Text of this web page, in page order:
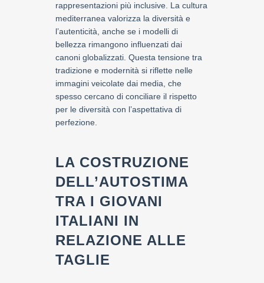
rappresentazioni più inclusive. La cultura
mediterranea valorizza la diversità e
l’autenticità, anche se i modelli di
bellezza rimangono influenzati dai
canoni globalizzati. Questa tensione tra
tradizione e modernità si riflette nelle
immagini veicolate dai media, che
spesso cercano di conciliare il rispetto
per le diversità con l’aspettativa di
perfezione.
LA COSTRUZIONE
DELL’AUTOSTIMA
TRA I GIOVANI
ITALIANI IN
RELAZIONE ALLE
TAGLIE